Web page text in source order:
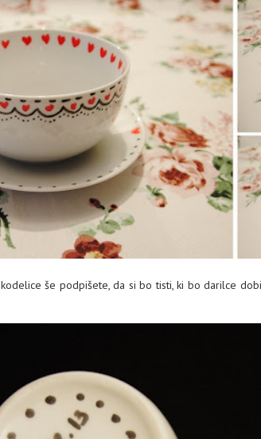
še podpišete, da si bo tisti, ki bo darilce